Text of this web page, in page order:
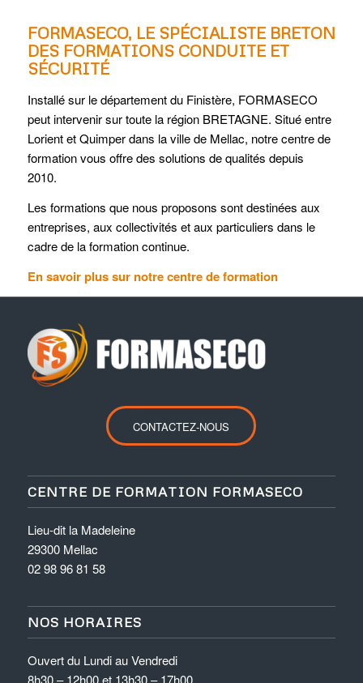
FORMASECO, LE SPÉCIALISTE BRETON
DES FORMATIONS CONDUITE ET
SÉCURITÉ
Installé sur le département du Finistère, FORMASECO
peut intervenir sur toute la région BRETAGNE. Situé entre
Lorient et Quimper dans la ville de Mellac, notre centre de
formation vous offre des solutions de qualités depuis
2010.
Les formations que nous proposons sont destinées aux
entreprises, aux collectivités et aux particuliers dans le
cadre de la formation continue.
En savoir plus sur notre centre de formation
CONTACTEZ-NOUS
CENTRE DE FORMATION FORMASECO
Lieu-dit la Madeleine
29300 Mellac
02 98 96 81 58
NOS HORAIRES
Ouvert du Lundi au Vendredi
8h30 – 12h00 et 13h30 – 17h00